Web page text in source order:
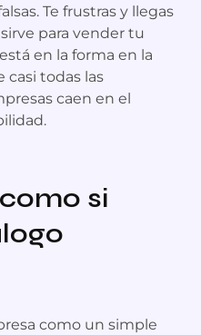
Te frustras y llegas
para vender tu
en la forma en la
todas las
caen en el
si
como un simple